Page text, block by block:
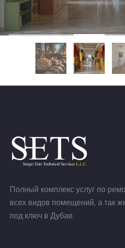
Полный комплекс услуг по
всех видов помещений, а так
под ключ в Дубае.